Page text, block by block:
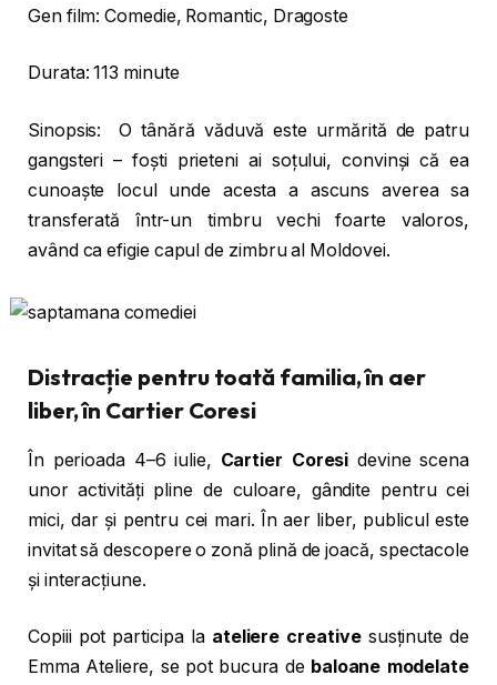
Gen film: Comedie, Romantic, Dragoste
Durata: 113 minute
Sinopsis: O tânără văduvă este urmărită de patru
gangsteri – foști prieteni ai soțului, convinși că ea
cunoaște locul unde acesta a ascuns averea sa
transferată într-un timbru vechi foarte valoros,
având ca efigie capul de zimbru al Moldovei.
Distracție pentru toată familia, în aer
liber,în Cartier Coresi
În perioada 4–6 iulie, Cartier Coresi devine scena
unor activități pline de culoare, gândite pentru cei
mici, dar și pentru cei mari. În aer liber, publicul este
invitat să descopere o zonă plină de joacă, spectacole
și interacțiune.
Copiii pot participa la ateliere creativesusținute de
Emma Ateliere, se pot bucura de baloane modelate